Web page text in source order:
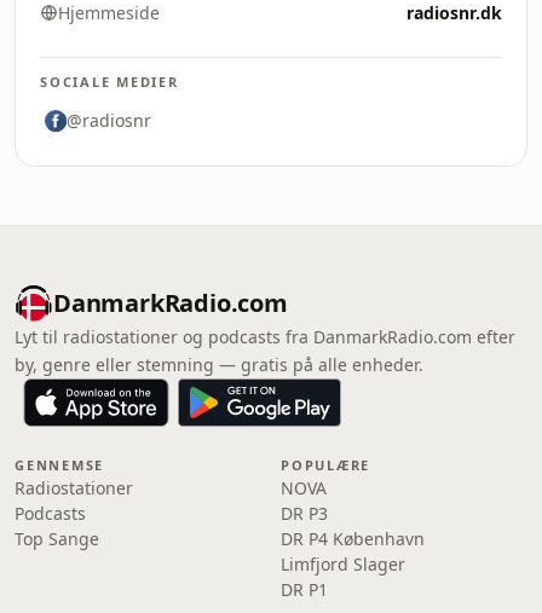
Hjemmeside radiosnr.dk
SOCIALE MEDIER
@radiosnr
DanmarkRadio.com
Lyt til radiostationer og podcasts fra DanmarkRadio.com efter
by, genre eller stemning — gratis på alle enheder.
GENNEMSE
Radiostationer
Podcasts
Top Sange
POPULÆRE
NOVA
DR P3
DR P4 København
Limfjord Slager
DR P1